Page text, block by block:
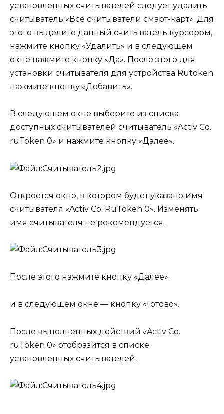
установленных считывателей следует удалить
считыватель «Все считыватели смарт-карт». Для
этого выделите данный считыватель курсором,
нажмите кнопку «Удалить» и в следующем
окне нажмите кнопку «Да». После этого для
установки считывателя для устройства Rutoken
нажмите кнопку «Добавить».
В следующем окне выберите из списка
доступных считывателей считыватель «Activ Co.
ruToken 0» и нажмите кнопку «Далее».
Откроется окно, в котором будет указано имя
считывателя «Activ Co. RuToken 0». Изменять
имя считывателя не рекомендуется.
После этого нажмите кнопку «Далее».
и в следующем окне — кнопку «Готово».
После выполненных действий «Activ Co.
ruToken 0» отобразится в списке
установленных считывателей.